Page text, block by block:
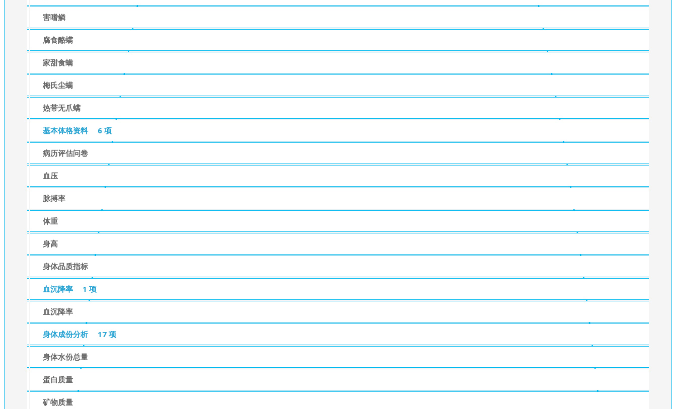
害嗜鳞
腐食酪螨
家甜食螨
梅氏尘螨
热带无爪螨
基本体格资料 6 项
病历评估问卷
血压
脉搏率
体重
身高
身体品质指标
血沉降率 1 项
血沉降率
身体成份分析 17 项
身体水份总量
蛋白质量
矿物质量